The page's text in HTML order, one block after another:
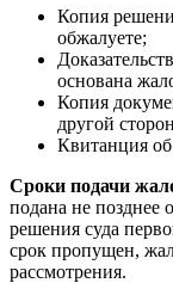
Копия
обжалуете;
основана
Копия
другой
Квитанция
Сроки подачи
подана не позднее
решения суда
срок пропущен,
рассмотрения.